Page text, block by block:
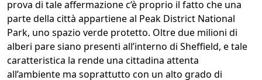
prova di tale affermazione c’è proprio il fatto che una
parte della città appartiene al Peak District National
Park, uno spazio verde protetto. Oltre due milioni di
alberi pare siano presenti all’interno di Sheffield, e tale
caratteristica la rende una cittadina attenta
all’ambiente ma soprattutto con un alto grado di